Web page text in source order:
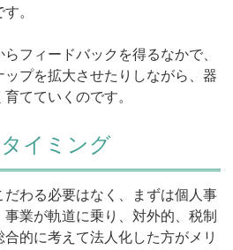
。
フィードバックを得るなかで、
プを拡大させたりしながら、器
てていくのです。
イミング
わる必要はなく、まずは個人事
業が軌道に乗り、対外的、税制
的に考えて法人化した方がメリ